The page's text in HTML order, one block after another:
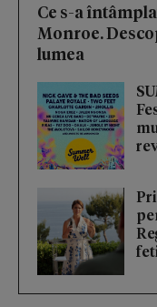
Ce s-a
Monroe.
lumea